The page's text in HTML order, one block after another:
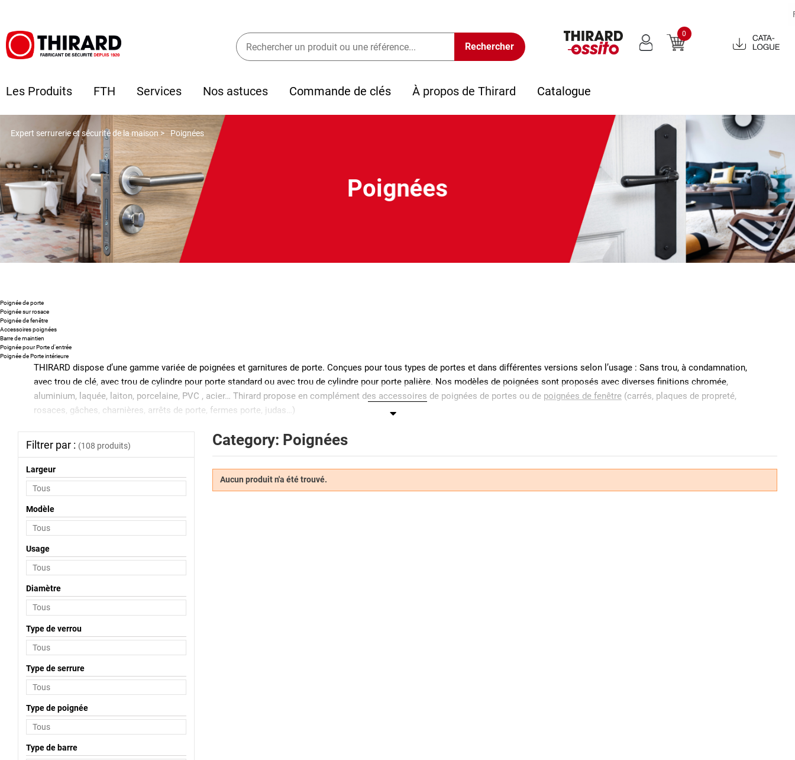
0
Catalogue
2022
Les Produits FTH Services Nos astuces Commande de clés À propos de Thirard Catalogue
Expert serrurerie et sécurité de la maison > Poignées
Poignées
Poignée de porte
Poignée sur rosace
Poignée de fenêtre
Accessoires poignées
Barre de maintien
Poignée pour Porte d'entrée
Poignée de Porte intérieure
THIRARD dispose d’une gamme variée de poignées et garnitures de porte. Conçues pour tous types de portes et dans différentes versions selon l’usage : Sans trou, à condamnation,
avec trou de clé, avec trou de cylindre pour porte standard ou avec trou de cylindre pour porte palière. Nos modèles de poignées sont proposés avec diverses finitions chromée,
aluminium, laquée, laiton, porcelaine, PVC , acier… Thirard propose en complément des accessoires de poignées de portes ou de poignées de fenêtre (carrés, plaques de propreté,
rosaces, gâches, charnières, arrêts de porte, fermes porte, judas…)
Qu’est ce que qu’une béquille de porte ?
Une béquille de porte est une poignée de forme allongée qui permet l’ouverture et la fermeture. Partie visible de la poignée, la béquille sert à manipuler le bec de canne. La béquille se
décline en forme, couleur et finition afin de s’adapter à toutes les décorations de la plus rustique à la plus moderne.
Comment enlever une poignée de porte ?
Pour enlever unepoignée de porte, il suffit de dévisser les vis apparentes positionnées en haut et en bas de la plaque de propreté. Une fois enlevées, vous pourrez facilement
désolidariser les poignées et le plaques afin de les remplacer.
Comment mesurer l’entraxe d’une poignée de porte ?
pour les poignées de porte : 165 ou 195 mm. Avant de choisir une nouvelle poignée, il est important de connaître cette dimension afin de poser le plus facilement possible la nouvelle.
Category: Poignées
Aucun produit n'a été trouvé.
Filtrer par : (108 produits)
Largeur
Modèle
Usage
Diamètre
Type de verrou
Type de serrure
Type de poignée
Type de barre